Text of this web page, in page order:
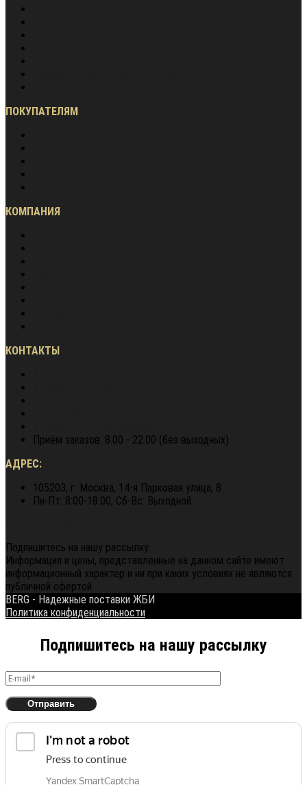
ПОКУПАТЕЛЯМ
КОМПАНИЯ
КОНТАКТЫ
Приём заказов: 8.00 - 22.00 (без выходных)
АДРЕС:
105203, г. Москва, 14-я Парковая улица, 8
Пн-Пт: 8:00-18:00, Сб-Вс: Выходной
Подпишитесь на нашу рассылку
Информация и цены, представленные на данном сайте имеют
информационный характер и ни при каких условиях не являются
публичной офертой.
BERG - Надежные поставки ЖБИ
Политика конфиденциальности
Подпишитесь на нашу рассылку